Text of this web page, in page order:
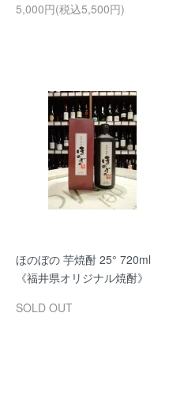
5,000円(税込5,500円)
ほのぼの 芋焼酎 25° 720ml
《福井県オリジナル焼酎》
SOLD OUT